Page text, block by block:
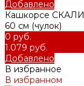
Добавлено
Кашкорсе
60 см (чулок)
0 руб.
1.079 руб.
Добавлено
В избранное
В избранном